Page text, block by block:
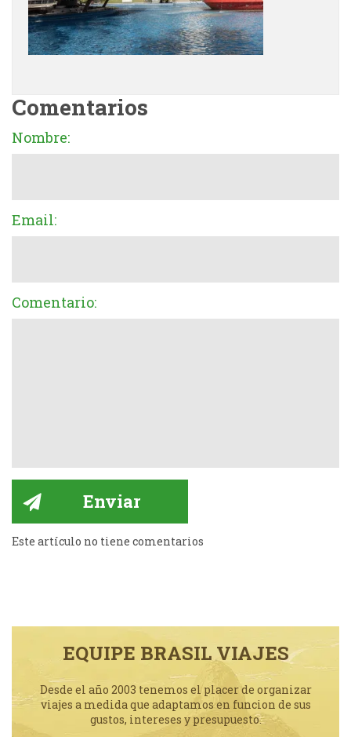
Comentarios
Nombre:
Email:
Comentario:
Este artículo no tiene comentarios
EQUIPE BRASIL VIAJES
Desde el año 2003 tenemos el placer de organizar
viajes a medida que adaptamos en funcion de sus
gustos, intereses y presupuesto.